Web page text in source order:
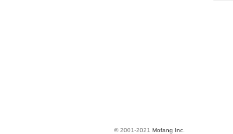
© 2001-2021 Mofang Inc.